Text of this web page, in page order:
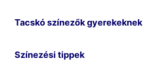
Tacskó színezők gyerekeknek
Színezési tippek